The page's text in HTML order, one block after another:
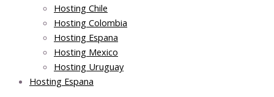
Hosting Chile
Hosting Colombia
Hosting Espana
Hosting Mexico
Hosting Uruguay
Hosting Espana